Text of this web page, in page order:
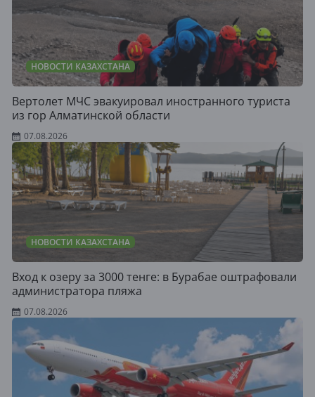
НОВОСТИ КАЗАХСТАНА
Вертолет МЧС эвакуировал иностранного туриста
из гор Алматинской области
07.08.2026
НОВОСТИ КАЗАХСТАНА
Вход к озеру за 3000 тенге: в Бурабае оштрафовали
администратора пляжа
07.08.2026